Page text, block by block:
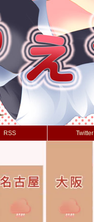
RSS Twitter